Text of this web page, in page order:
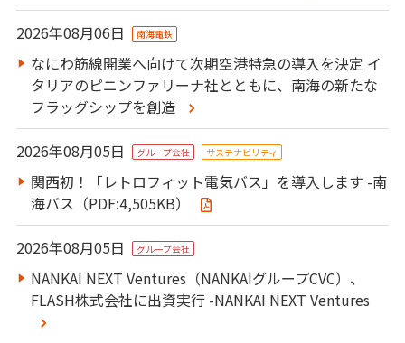
ニュースリリース(グループ会社)
2026年08月06日 南海電鉄
なにわ筋線開業へ向けて次期空港特急の導入を決定 イ
タリアのピニンファリーナ社とともに、南海の新たな
フラッグシップを創造
2026年08月05日 グループ会社 サステナビリティ
関西初！「レトロフィット電気バス」を導入します -南
海バス（PDF:4,505KB）
2026年08月05日 グループ会社
NANKAI NEXT Ventures（NANKAIグループCVC）、
FLASH株式会社に出資実行 -NANKAI NEXT Ventures